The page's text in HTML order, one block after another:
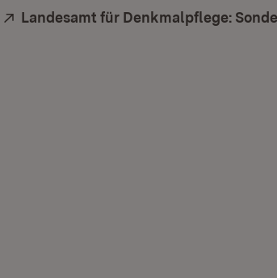
Extern:
Landesamt für Denkmalpflege: